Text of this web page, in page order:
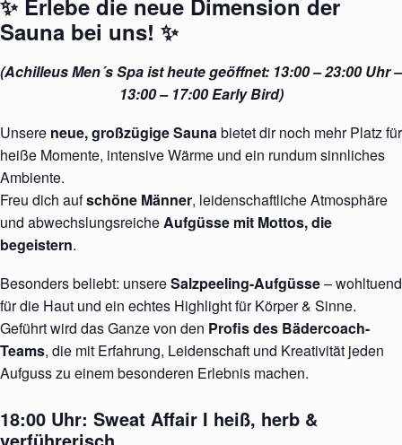
✨ Erlebe die neue Dimension der
Sauna bei uns! ✨
(Achilleus Men´s Spa ist heute geöffnet: 13:00 – 23:00 Uhr –
13:00 – 17:00 Early Bird)
Unsere neue, großzügige Saunabietet dir noch mehr Platz für
heiße Momente, intensive Wärme und ein rundum sinnliches
Ambiente.
Freu dich aufschöne Männer, leidenschaftliche Atmosphäre
und abwechslungsreicheAufgüsse mit Mottos, die
begeistern.
Besonders beliebt: unsereSalzpeeling-Aufgüsse– wohltuend
für die Haut und ein echtes Highlight für Körper & Sinne.
Geführt wird das Ganze von den Profis des Bädercoach-
Teams, die mit Erfahrung, Leidenschaft und Kreativität jeden
Aufguss zu einem besonderen Erlebnis machen.
18:00 Uhr: Sweat Affair I heiß, herb &